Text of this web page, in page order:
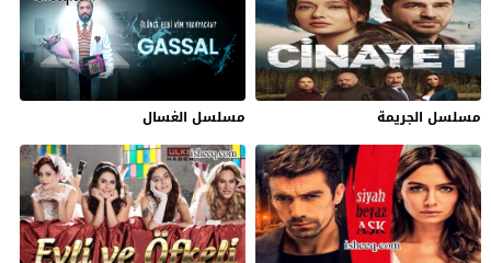
مسلسل الجريمة مسلسل الغسال